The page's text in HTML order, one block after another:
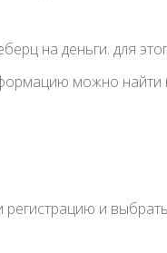
на деньги. для
можно найти
и